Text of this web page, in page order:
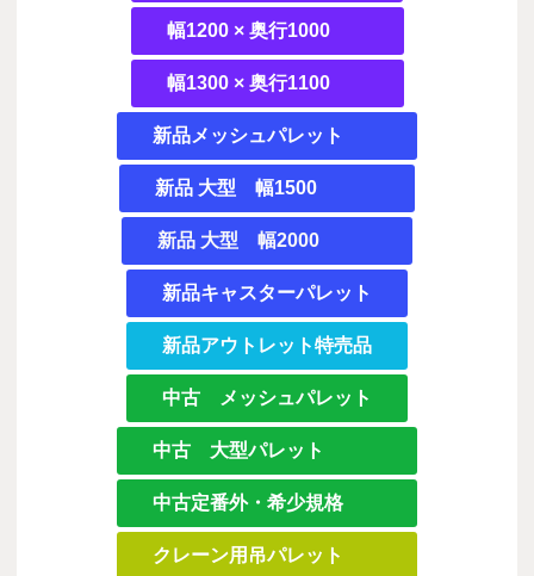
幅1200 × 奥行1000
幅1300 × 奥行1100
新品メッシュパレット
新品 大型 幅1500
新品 大型 幅2000
新品キャスターパレット
新品アウトレット特売品
中古 メッシュパレット
中古 大型パレット
中古定番外・希少規格
クレーン用吊パレット